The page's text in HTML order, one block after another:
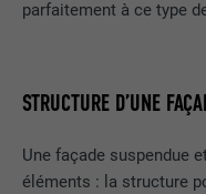
parfaitement à ce type
STRUCTURE D’UNE
Une façade suspendue
éléments : la structure
UTILITÉ
(p.
NOM lang
FOURNISSEUR